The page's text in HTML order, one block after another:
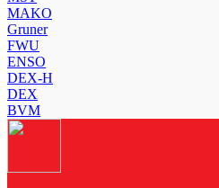
MAKO
Gruner
FWU
ENSO
DEX-H
DEX
BVM